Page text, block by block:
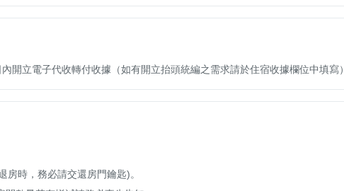
開立電子代收轉付收據（如有開立抬頭統編之需求請於住宿收據欄位中填寫）
時，務必請交還房門鑰匙)。